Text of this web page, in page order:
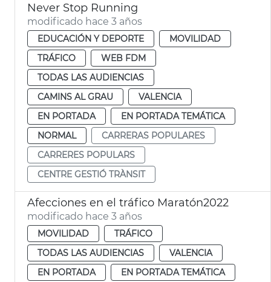
Never Stop Running
modificado hace 3 años
EDUCACIÓN Y DEPORTE
MOVILIDAD
TRÁFICO
WEB FDM
TODAS LAS AUDIENCIAS
CAMINS AL GRAU
VALENCIA
EN PORTADA
EN PORTADA TEMÁTICA
NORMAL
CARRERAS POPULARES
CARRERES POPULARS
CENTRE GESTIÓ TRÀNSIT
Afecciones en el tráfico Maratón2022
modificado hace 3 años
MOVILIDAD
TRÁFICO
TODAS LAS AUDIENCIAS
VALENCIA
EN PORTADA
EN PORTADA TEMÁTICA